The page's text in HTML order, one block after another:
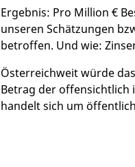
Ergebnis: Pro Million €
unseren Schätzungen
betroffen. Und wie:
Österreichweit würde
Betrag der offensichtlich
handelt sich um